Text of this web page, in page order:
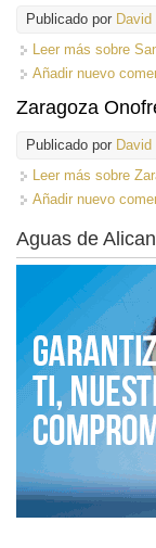
Publicado por David
Leer más sobre
Añadir nuevo
Zaragoza
Publicado por David
Leer más sobre
Añadir nuevo
Aguas de